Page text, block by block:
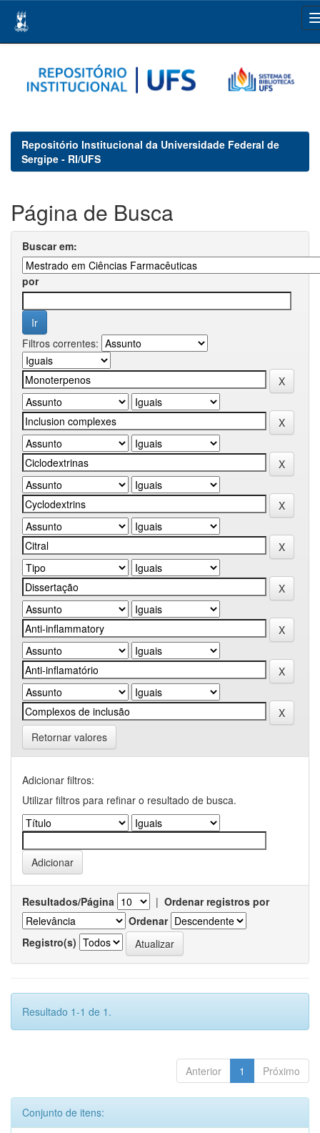
navigation
Repositório Institucional da Universidade Federal de
Sergipe - RI/UFS
Página de Busca
Buscar em:
por
Filtros correntes:
Retornar valores
Adicionar filtros:
Utilizar filtros para refinar o resultado de busca.
Resultados/Página | Ordenar registros por
Ordenar
Registro(s)
Resultado 1-1 de 1.
Anterior 1 Próximo
Conjunto de itens: